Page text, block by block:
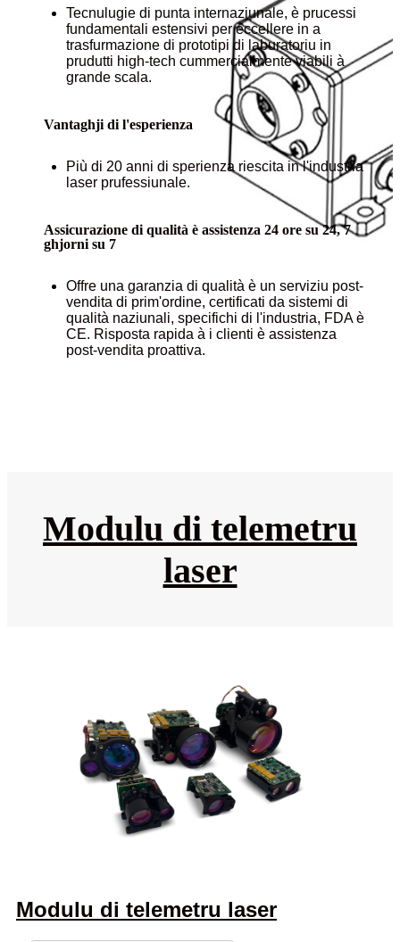
Tecnulugie di punta internaziunale, è prucessi
fundamentali estensivi per eccellere in a
trasfurmazione di prototipi di laburatoriu in
prudutti high-tech cummercialmente viabili à
grande scala.
Vantaghji di l'esperienza
Più di 20 anni di sperienza riescita in l'industria
laser prufessiunale.
Assicurazione di qualità è assistenza 24 ore su 24, 7
ghjorni su 7
Offre una garanzia di qualità è un serviziu post-
vendita di prim'ordine, certificati da sistemi di
qualità naziunali, specifichi di l'industria, FDA è
CE. Risposta rapida à i clienti è assistenza
post-vendita proattiva.
Modulu di telemetru
laser
Modulu di telemetru laser